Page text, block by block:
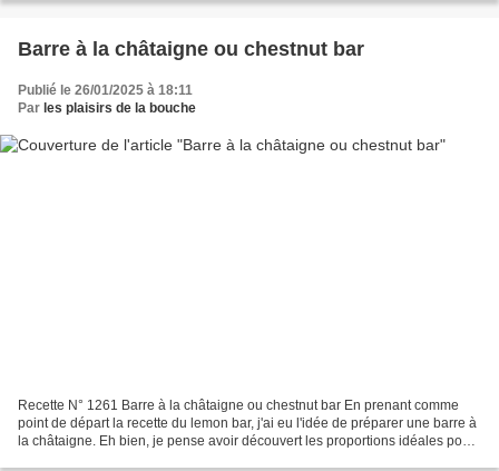
Barre à la châtaigne ou chestnut bar
Publié le 26/01/2025 à 18:11
Par les plaisirs de la bouche
Recette N° 1261 Barre à la châtaigne ou chestnut bar En prenant comme
point de départ la recette du lemon bar, j'ai eu l'idée de préparer une barre à
la châtaigne. Eh bien, je pense avoir découvert les proportions idéales pour